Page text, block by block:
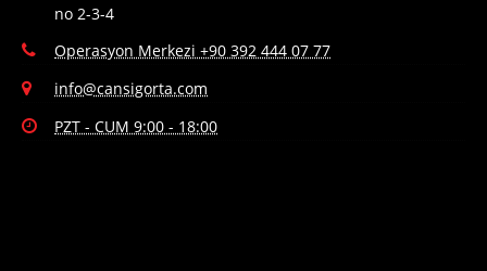
no 2-3-4
Operasyon Merkezi +90 392 444 07 77
info@cansigorta.com
PZT - CUM 9:00 - 18:00